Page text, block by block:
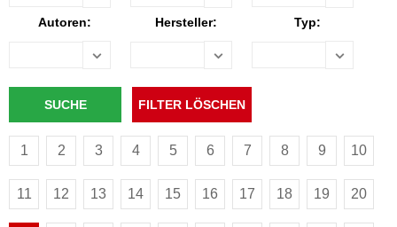
Autoren: Hersteller: Typ:
1 2 3 4 5 6 7 8 9 10
11 12 13 14 15 16 17 18 19 20